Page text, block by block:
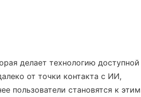
делает технологию доступной
от точки контакта с ИИ,
пользователи становятся к этим